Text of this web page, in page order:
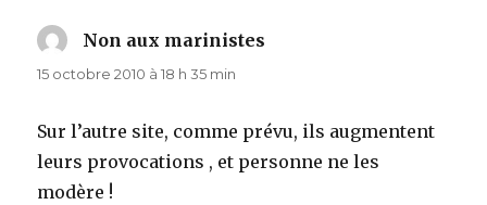
Non aux marinistes
15 octobre 2010 à 18 h 35 min
Sur l’autre site, comme prévu, ils augmentent
leurs provocations , et personne ne les
modère !